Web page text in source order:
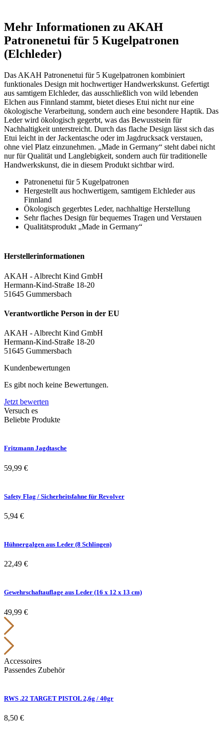
Mehr Informationen zu AKAH
Patronenetui für 5 Kugelpatronen
(Elchleder)
Das AKAH Patronenetui für 5 Kugelpatronen kombiniert
funktionales Design mit hochwertiger Handwerkskunst. Gefertigt
aus samtigem Elchleder, das ausschließlich von wild lebenden
Elchen aus Finnland stammt, bietet dieses Etui nicht nur eine
ökologische Verarbeitung, sondern auch eine besondere Haptik. Das
Leder wird ökologisch gegerbt, was das Bewusstsein für
Nachhaltigkeit unterstreicht. Durch das flache Design lässt sich das
Etui leicht in der Jackentasche oder im Jagdrucksack verstauen,
ohne viel Platz einzunehmen. „Made in Germany“ steht dabei nicht
nur für Qualität und Langlebigkeit, sondern auch für traditionelle
Handwerkskunst, die in diesem Produkt sichtbar wird.
Patronenetui für 5 Kugelpatronen
Hergestellt aus hochwertigem, samtigem Elchleder aus
Finnland
Ökologisch gegerbtes Leder, nachhaltige Herstellung
Sehr flaches Design für bequemes Tragen und Verstauen
Qualitätsprodukt „Made in Germany“
Herstellerinformationen
AKAH - Albrecht Kind GmbH
Hermann-Kind-Straße 18-20
51645 Gummersbach
Verantwortliche Person in der EU
AKAH - Albrecht Kind GmbH
Hermann-Kind-Straße 18-20
51645 Gummersbach
Kundenbewertungen
Es gibt noch keine Bewertungen.
Jetzt bewerten
Versuch es
Beliebte Produkte
Fritzmann Jagdtasche
59,99 €
Safety Flag / Sicherheitsfahne für Revolver
5,94 €
Hühnergalgen aus Leder (8 Schlingen)
22,49 €
Gewehrschaftauflage aus Leder (16 x 12 x 13 cm)
49,99 €
Accessoires
Passendes Zubehör
RWS .22 TARGET PISTOL 2,6g / 40gr
8,50 €